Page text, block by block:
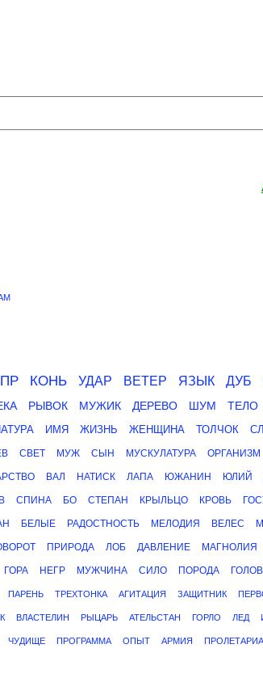
КОНЬ УДАР ВЕТЕР ЯЗЫК ДУБ
РЫВОК МУЖИК ДЕРЕВО ШУМ ТЕЛО
ИМЯ ЖИЗНЬ ЖЕНЩИНА ТОЛЧОК
СВЕТ МУЖ СЫН МУСКУЛАТУРА ОРГАНИЗМ
ВАЛ НАТИСК ЛАПА ЮЖАНИН ЮЛИЙ
СПИНА БО СТЕПАН КРЫЛЬЦО КРОВЬ
БЕЛЫЕ РАДОСТНОСТЬ МЕЛОДИЯ ВЕЛЕС
ПРИРОДА ЛОБ ДАВЛЕНИЕ МАГНОЛИЯ
ГОРА НЕГР МУЖЧИНА СИЛО ПОРОДА
ПАРЕНЬ ТРЕХТОНКА АГИТАЦИЯ ЗАЩИТНИК
ВЛАСТЕЛИН РЫЦАРЬ АТЕЛЬСТАН ГОРЛО ЛЕД
ЧУДИЩЕ ПРОГРАММА ОПЫТ АРМИЯ